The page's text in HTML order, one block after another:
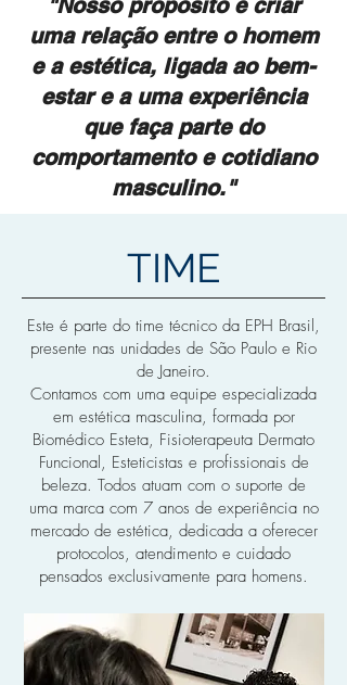
"Nosso propósito é criar
uma relação entre o homem
e a estética, ligada ao bem-
estar e a uma experiência
que faça parte do
comportamento e cotidiano
masculino."
TIME
Este é parte do time técnico da EPH Brasil,
presente nas unidades de São Paulo e Rio
de Janeiro.
Contamos com uma equipe especializada
em estética masculina, formada por
Biomédico Esteta, Fisioterapeuta Dermato
Funcional, Esteticistas e profissionais de
beleza. Todos atuam com o suporte de
uma marca com 7 anos de experiência no
mercado de estética, dedicada a oferecer
protocolos, atendimento e cuidado
pensados exclusivamente para homens.